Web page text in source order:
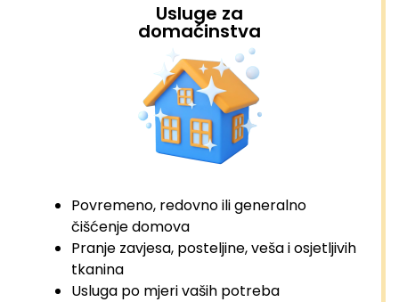
Usluge za
domaćinstva
Povremeno, redovno ili generalno
čišćenje domova
Pranje zavjesa, posteljine, veša i osjetljivih
tkanina
Usluga po mjeri vaših potreba